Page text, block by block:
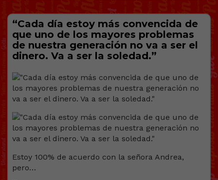
“Cada día estoy más convencida de
que uno de los mayores problemas
de nuestra generación no va a ser el
dinero. Va a ser la soledad.”
Estoy 100% de acuerdo con la señora Andrea,
pero…